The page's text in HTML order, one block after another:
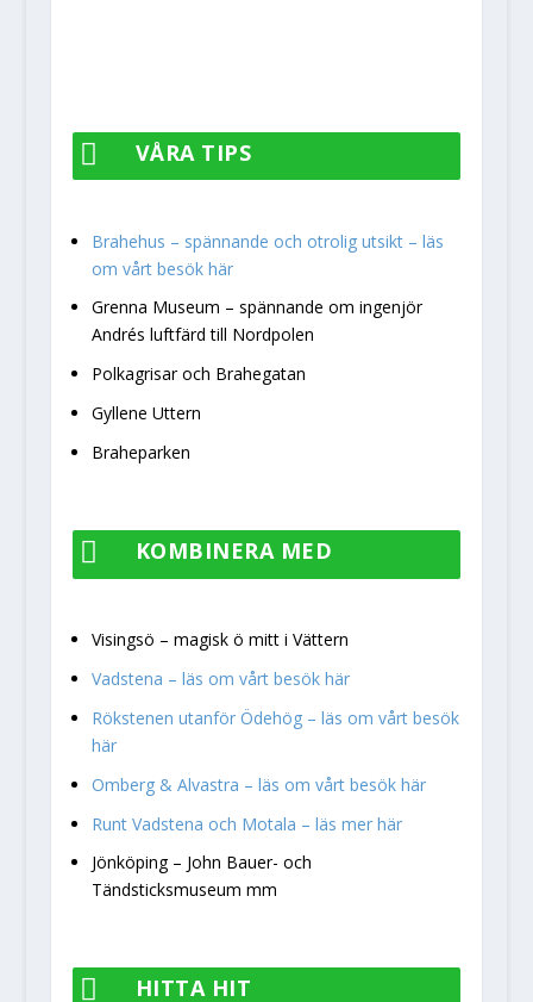
 VÅRA TIPS
Brahehus – spännande och otrolig utsikt – läs
om vårt besök här
Grenna Museum – spännande om ingenjör
Andrés luftfärd till Nordpolen
Polkagrisar och Brahegatan
Gyllene Uttern
Braheparken
 KOMBINERA MED
Visingsö – magisk ö mitt i Vättern
Vadstena – läs om vårt besök här
Rökstenen utanför Ödehög – läs om vårt besök
här
Omberg & Alvastra – läs om vårt besök här
Runt Vadstena och Motala – läs mer här
Jönköping – John Bauer- och
Tändsticksmuseum mm
 HITTA HIT